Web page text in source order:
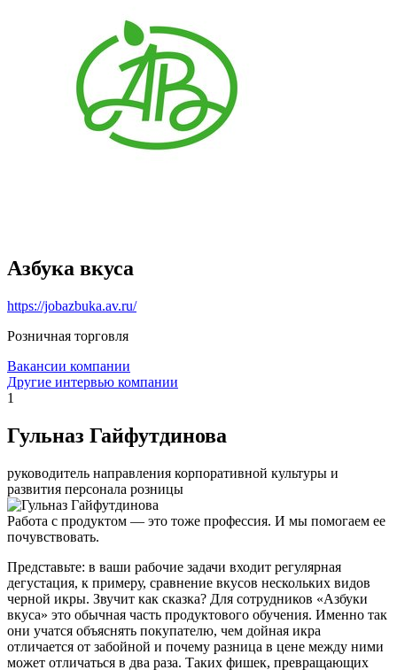
Азбука вкуса
https://jobazbuka.av.ru/
Розничная торговля
Вакансии компании
Другие интервью компании
1
Гульназ Гайфутдинова
руководитель направления корпоративной культуры и
развития персонала розницы
Работа с продуктом — это тоже профессия. И мы помогаем ее
почувствовать.
Представьте: в ваши рабочие задачи входит регулярная
дегустация, к примеру, сравнение вкусов нескольких видов
черной икры. Звучит как сказка? Для сотрудников «Азбуки
вкуса» это обычная часть продуктового обучения. Именно так
они учатся объяснять покупателю, чем дойная икра
отличается от забойной и почему разница в цене между ними
может отличаться в два раза. Таких фишек, превращающих